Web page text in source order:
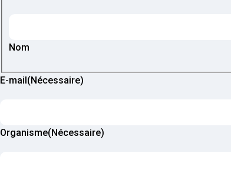
Nom
E-mail (Nécessaire)
Organisme(Nécessaire)